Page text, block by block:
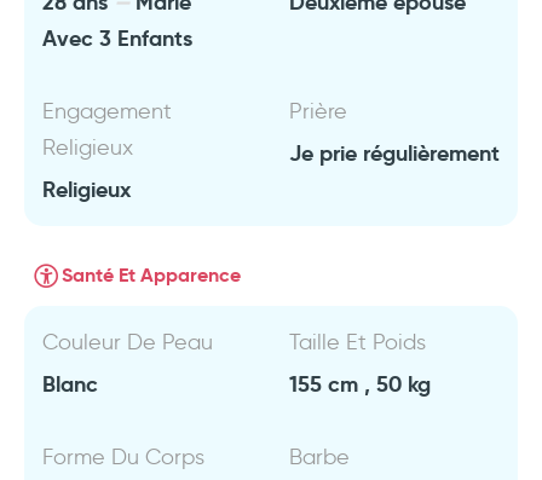
Avec 3 Enfants
Engagement
Religieux
Religieux
Prière
Je prie régulièrement
Santé Et Apparence
Couleur De Peau
Blanc
Taille Et Poids
155 cm , 50 kg
Forme Du Corps Barbe